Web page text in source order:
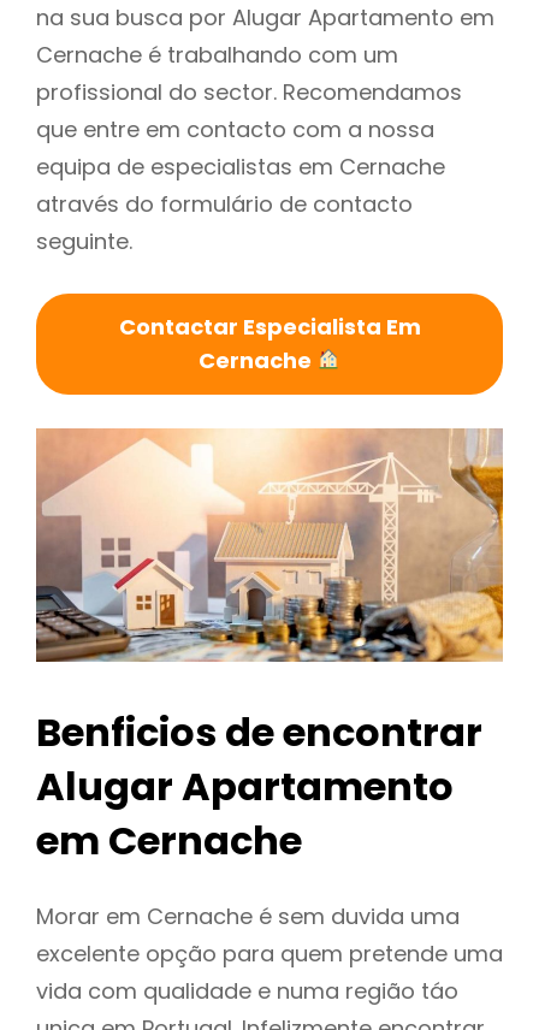
na sua busca por Alugar Apartamento em
Cernache é trabalhando com um
profissional do sector. Recomendamos
que entre em contacto com a nossa
equipa de especialistas em Cernache
através do formulário de contacto
seguinte.
Contactar Especialista Em
Cernache
Benficios de encontrar
Alugar Apartamento
em Cernache
Morar em Cernache é sem duvida uma
excelente opção para quem pretende uma
vida com qualidade e numa região táo